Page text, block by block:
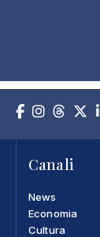
Canali
News
Economia
Cultura